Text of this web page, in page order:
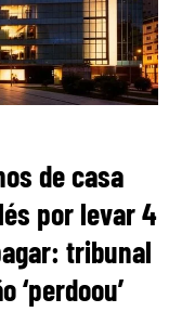
de casa
por levar 4
tribunal
‘perdoou’